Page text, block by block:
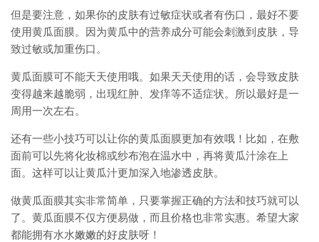
但是要注意，如果你的皮肤有过敏症状或者有伤口，最好不要
使用黄瓜面膜。因为黄瓜中的营养成分可能会刺激到皮肤，导
致过敏或加重伤口。
黄瓜面膜可不能天天使用哦。如果天天使用的话，会导致皮肤
变得越来越脆弱，出现红肿、发痒等不适症状。所以最好是一
周用一次左右。
还有一些小技巧可以让你的黄瓜面膜更加有效哦！比如，在敷
面前可以先将化妆棉或纱布泡在温水中，再将黄瓜汁涂在上
面。这样可以让黄瓜汁更加深入地渗透皮肤。
做黄瓜面膜其实非常简单，只要掌握正确的方法和技巧就可以
了。黄瓜面膜不仅方便易做，而且价格也非常实惠。希望大家
都能拥有水水嫩嫩的好皮肤呀！